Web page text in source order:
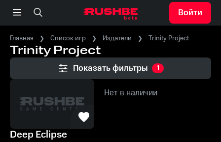
Войти
Главная Список игр Издатели Trinity Project
Trinity Project
Показать фильтры 1
Нет в наличии
Deep Eclipse